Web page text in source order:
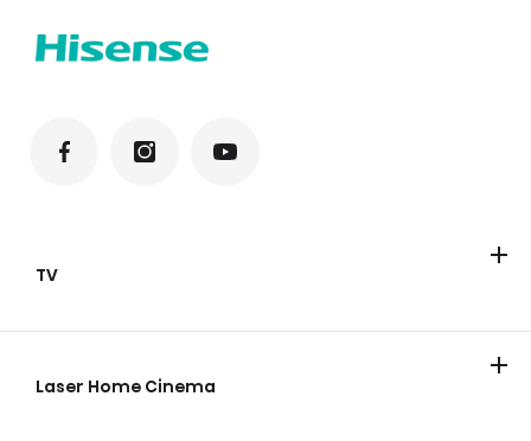
TV
Laser Home Cinema